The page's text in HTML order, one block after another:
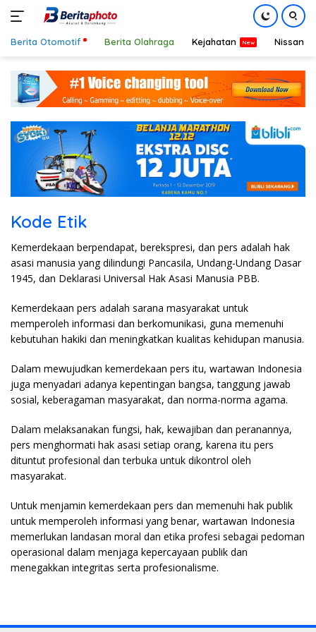
konten
Berita Otomotif Berita Olahraga Kejahatan Nissan
Kode Etik
Kemerdekaan berpendapat, berekspresi, dan pers adalah hak
asasi manusia yang dilindungi Pancasila, Undang-Undang Dasar
1945, dan Deklarasi Universal Hak Asasi Manusia PBB.
Kemerdekaan pers adalah sarana masyarakat untuk
memperoleh informasi dan berkomunikasi, guna memenuhi
kebutuhan hakiki dan meningkatkan kualitas kehidupan manusia.
Dalam mewujudkan kemerdekaan pers itu, wartawan Indonesia
juga menyadari adanya kepentingan bangsa, tanggung jawab
sosial, keberagaman masyarakat, dan norma-norma agama.
Dalam melaksanakan fungsi, hak, kewajiban dan peranannya,
pers menghormati hak asasi setiap orang, karena itu pers
dituntut profesional dan terbuka untuk dikontrol oleh
masyarakat.
Untuk menjamin kemerdekaan pers dan memenuhi hak publik
untuk memperoleh informasi yang benar, wartawan Indonesia
memerlukan landasan moral dan etika profesi sebagai pedoman
operasional dalam menjaga kepercayaan publik dan
menegakkan integritas serta profesionalisme.